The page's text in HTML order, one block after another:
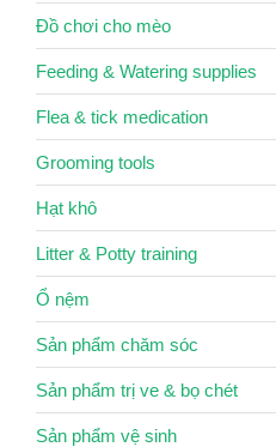
Đồ chơi cho mèo
Feeding & Watering supplies
Flea & tick medication
Grooming tools
Hạt khô
Litter & Potty training
Ổ nệm
Sản phẩm chăm sóc
Sản phẩm trị ve & bọ chét
Sản phẩm vệ sinh